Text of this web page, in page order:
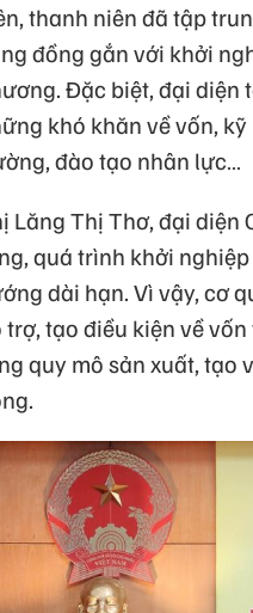
thanh niên đã tập
đồng gắn với khởi
Đặc biệt, đại diện
khó khăn về vốn,
đào tạo nhân lực…
Lăng Thị Thơ, đại diện
quá trình khởi
dài hạn. Vì vậy, cơ
trợ, tạo điều kiện về
quy mô sản xuất, tạo